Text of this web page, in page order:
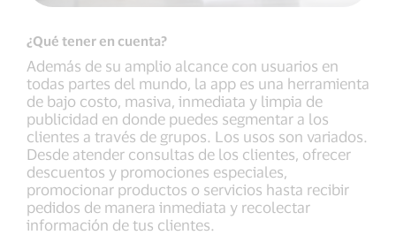
¿Qué tener en cuenta?
Además de su amplio alcance con usuarios en
todas partes del mundo, la app es una herramienta
de bajo costo, masiva, inmediata y limpia de
publicidad en donde puedes segmentar a los
clientes a través de grupos. Los usos son variados.
Desde atender consultas de los clientes, ofrecer
descuentos y promociones especiales,
promocionar productos o servicios hasta recibir
pedidos de manera inmediata y recolectar
información de tus clientes.